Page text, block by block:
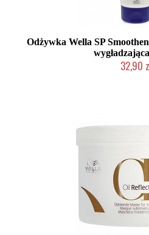
Odżywka Wella SP
32,90